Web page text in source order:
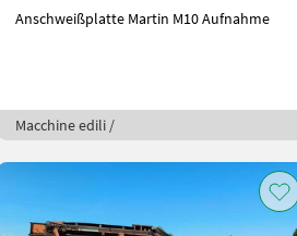
Anschweißplatte Martin M10 Aufnahme
Macchine edili /